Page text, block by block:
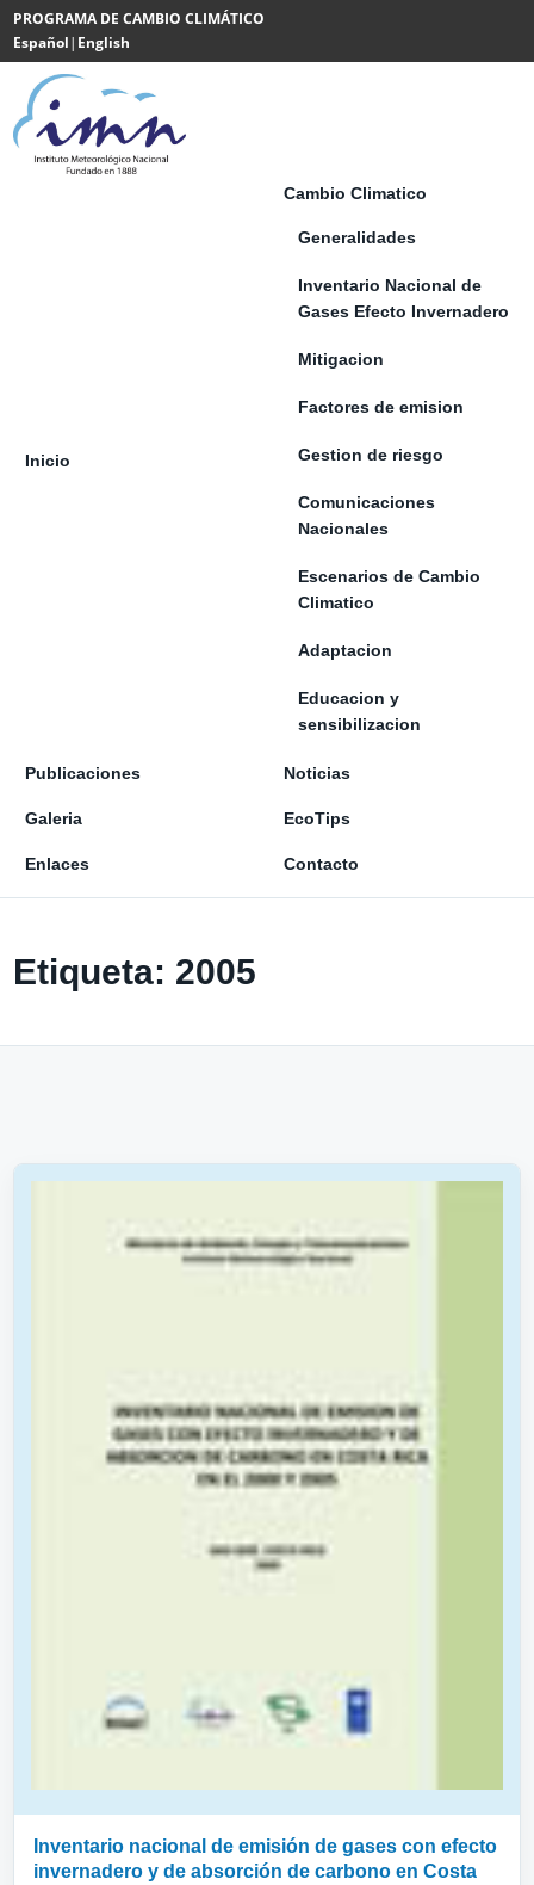
Saltar al contenido
PROGRAMA DE CAMBIO CLIMÁTICO
Español| English
Powered
by
Translate
Inicio
Cambio Climatico
Generalidades
Inventario Nacional de
Gases Efecto Invernadero
Mitigacion
Factores de emision
Gestion de riesgo
Comunicaciones
Nacionales
Escenarios de Cambio
Climatico
Adaptacion
Educacion y
sensibilizacion
Publicaciones Noticias
Galeria EcoTips
Enlaces Contacto
Etiqueta: 2005
Inventario nacional de emisión de gases con efecto
invernadero y de absorción de carbono en Costa